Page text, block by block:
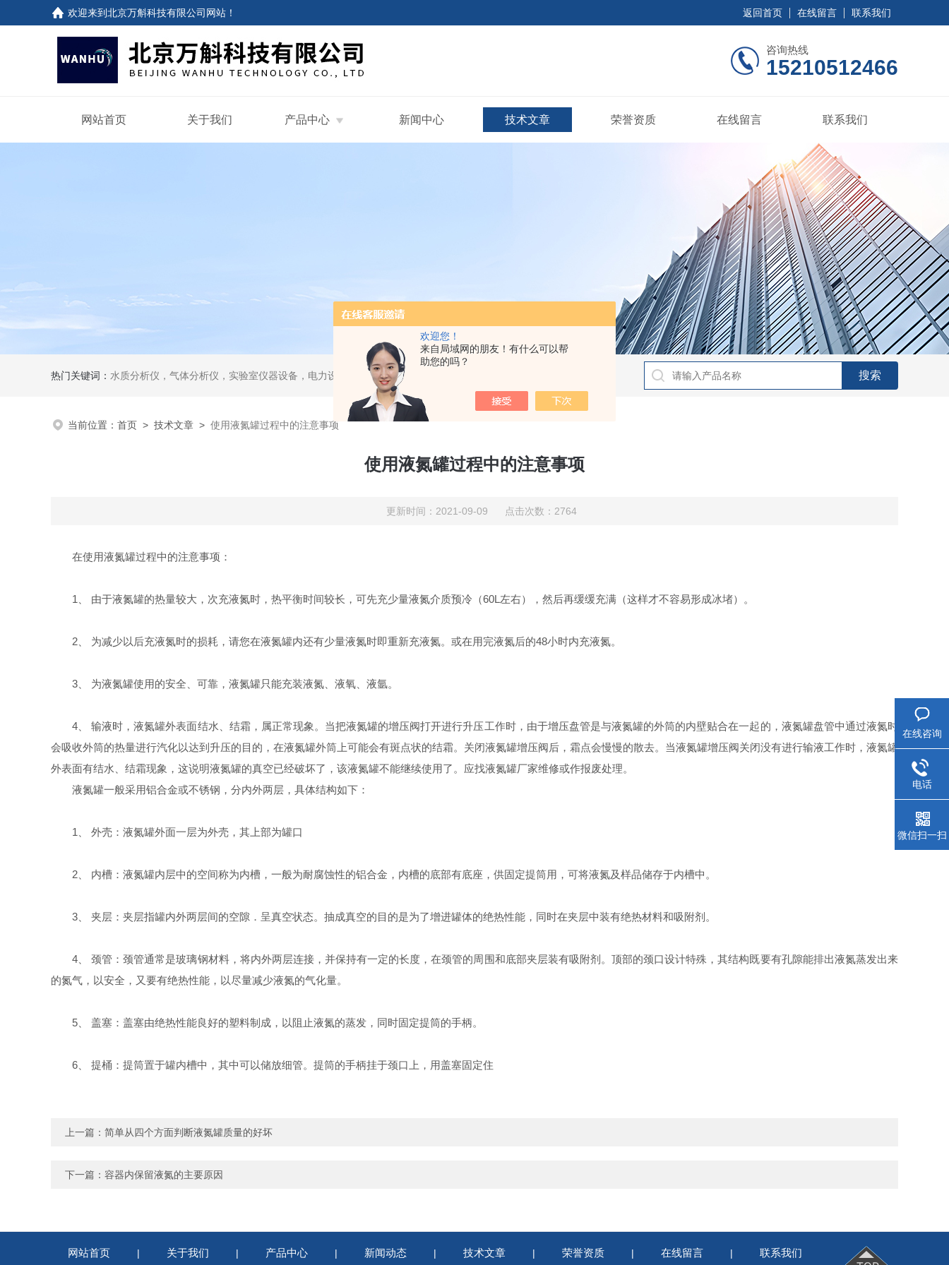
欢迎您！
来自局域网的朋友！有什么可以帮
助您的吗？
欢迎来到北京万斛科技有限公司网站 ！ 返回首页 在线留言 联系我们
咨询热线
15210512466
网站首页 关于我们 产品中心 新闻中心 技术文章 荣誉资质 在线留言 联系我们
热门关键词： 水质分析仪，气体分析仪，实验室仪器设备，电力设备、无损检测。
当前位置： 首页 > 技术文章 > 使用液氮罐过程中的注意事项
使用液氮罐过程中的注意事项
更新时间：2021-09-09 点击次数：2764
在使用液氮罐过程中的注意事项：
1、 由于液氮罐的热量较大，次充液氮时，热平衡时间较长，可先充少量液氮介质预冷（60L左右），然后再缓缓充满（这样才不容易形成冰堵）。
2、 为减少以后充液氮时的损耗，请您在液氮罐内还有少量液氮时即重新充液氮。或在用完液氮后的48小时内充液氮。
3、 为液氮罐使用的安全、可靠，液氮罐只能充装液氮、液氧、液氩。
4、 输液时，液氮罐外表面结水、结霜，属正常现象。当把液氮罐的增压阀打开进行升压工作时，由于增压盘管是与液氮罐的外筒的内壁贴合在一起的，液氮罐盘管中通过液氮时
会吸收外筒的热量进行汽化以达到升压的目的，在液氮罐外筒上可能会有斑点状的结霜。关闭液氮罐增压阀后，霜点会慢慢的散去。当液氮罐增压阀关闭没有进行输液工作时，液氮罐
外表面有结水、结霜现象，这说明液氮罐的真空已经破坏了，该液氮罐不能继续使用了。应找液氮罐厂家维修或作报废处理。
液氮罐一般采用铝合金或不锈钢，分内外两层，具体结构如下：
1、 外壳：液氮罐外面一层为外壳，其上部为罐口
2、 内槽：液氮罐内层中的空间称为内槽，一般为耐腐蚀性的铝合金，内槽的底部有底座，供固定提筒用，可将液氮及样品储存于内槽中。
3、 夹层：夹层指罐内外两层间的空隙．呈真空状态。抽成真空的目的是为了增进罐体的绝热性能，同时在夹层中装有绝热材料和吸附剂。
4、 颈管：颈管通常是玻璃钢材料，将内外两层连接，并保持有一定的长度，在颈管的周围和底部夹层装有吸附剂。顶部的颈口设计特殊，其结构既要有孔隙能排出液氮蒸发出来
的氮气，以安全，又要有绝热性能，以尽量减少液氮的气化量。
5、 盖塞：盖塞由绝热性能良好的塑料制成，以阻止液氮的蒸发，同时固定提筒的手柄。
6、 提桶：提筒置于罐内槽中，其中可以储放细管。提筒的手柄挂于颈口上，用盖塞固定住
上一篇： 简单从四个方面判断液氮罐质量的好坏
下一篇： 容器内保留液氮的主要原因
网站首页 | 关于我们 | 产品中心 | 新闻动态 | 技术文章 | 荣誉资质 | 在线留言 | 联系我们
在线咨询
电话
微信扫一扫